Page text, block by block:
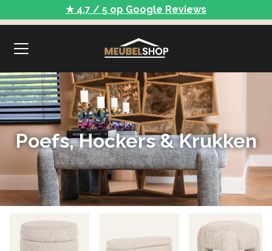
★ 4.7 / 5 op Google Reviews
Poefs, Hockers & Krukken